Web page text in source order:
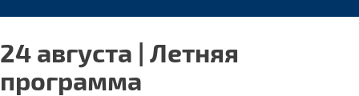
24 августа | Летняя
программа